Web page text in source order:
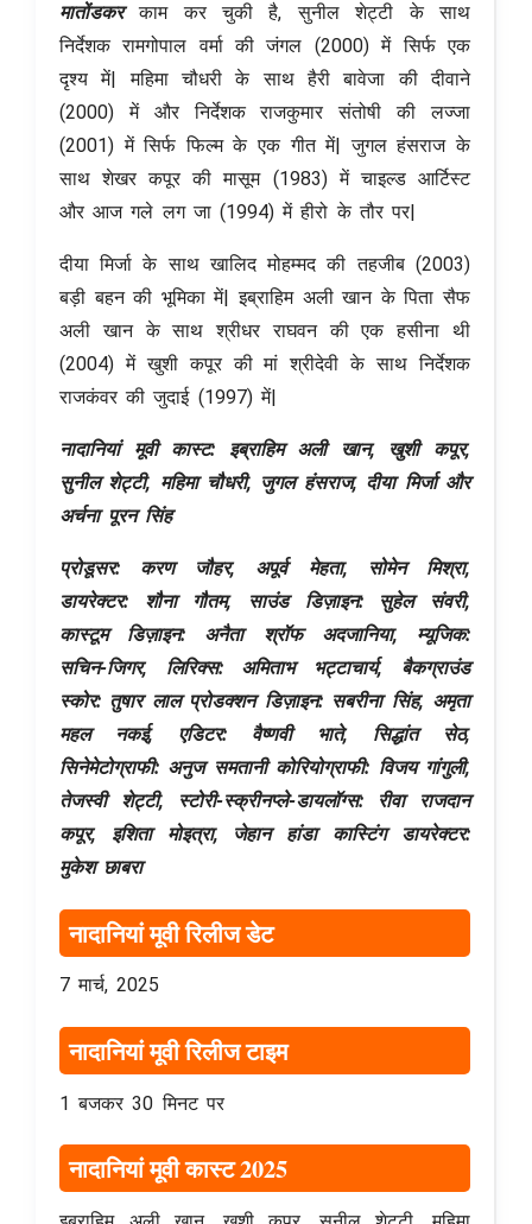
मातोंडकरकाम कर चुकी है, सुनील शेट्टी के साथ
निर्देशक रामगोपाल वर्मा की जंगल (2000) में सिर्फ एक
दृश्य में| महिमा चौधरी के साथ हैरी बावेजा की दीवाने
(2000) में और निर्देशक राजकुमार संतोषी की लज्जा
(2001) में सिर्फ फिल्म के एक गीत में| जुगल हंसराज के
साथ शेखर कपूर की मासूम (1983) में चाइल्ड आर्टिस्ट
और आज गले लग जा (1994) में हीरो के तौर पर|
दीया मिर्जा के साथ खालिद मोहम्मद की तहजीब (2003)
बड़ी बहन की भूमिका में| इब्राहिम अली खान के पिता सैफ
अली खान के साथ श्रीधर राघवन की एक हसीना थी
(2004) में खुशी कपूर की मां श्रीदेवी के साथ निर्देशक
राजकंवर की जुदाई (1997) में|
नादानियां मूवी कास्ट: इब्राहिम अली खान, खुशी कपूर,
सुनील शेट्टी, महिमा चौधरी, जुगल हंसराज, दीया मिर्जा और
अर्चना पूरन सिंह
प्रोडूसर: करण जौहर, अपूर्व मेहता, सोमेन मिश्रा,
डायरेक्टर: शौना गौतम, साउंड डिज़ाइन: सुहेल संवरी,
कास्टूम डिज़ाइन: अनैता श्रॉफ अदजानिया, म्यूजिक:
सचिन-जिगर, लिरिक्स: अमिताभ भट्टाचार्य, बैकग्राउंड
स्कोर: तुषार लाल प्रोडक्शन डिज़ाइन: सबरीना सिंह, अमृता
महल नकई, एडिटर: वैष्णवी भाते, सिद्धांत सेठ,
सिनेमेटोग्राफी: अनुज समतानी कोरियोग्राफी: विजय गांगुली,
तेजस्वी शेट्टी, स्टोरी-स्क्रीनप्ले-डायलॉग्स:
रीवा राजदान
कपूर, इशिता मोइत्रा, जेहान हांडा कास्टिंग डायरेक्टर:
मुकेश छाबरा
नादानियां मूवी रिलीज डेट
7 मार्च, 2025
नादानियां मूवी रिलीज टाइम
1 बजकर 30 मिनट पर
नादानियां मूवी कास्ट 2025